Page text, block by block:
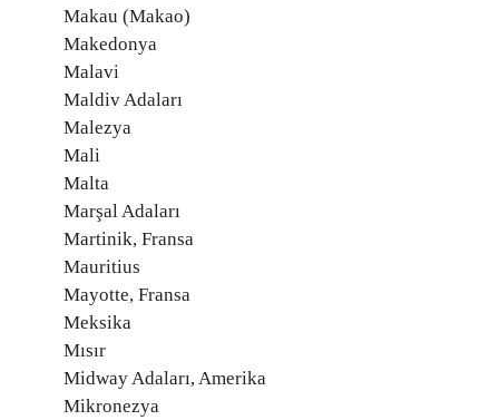
Makau (Makao)
Makedonya
Malavi
Maldiv Adaları
Malezya
Mali
Malta
Marşal Adaları
Martinik, Fransa
Mauritius
Mayotte, Fransa
Meksika
Mısır
Midway Adaları, Amerika
Mikronezya